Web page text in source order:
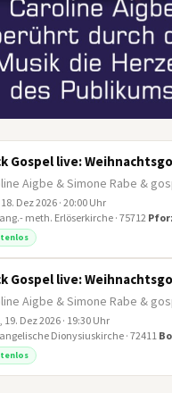
Gospel live:
Aigbe & Simone Rabe &
Dez 2026 · 20:00 Uhr
meth. Erlöserkirche · 75712
Gospel live:
Aigbe & Simone Rabe &
19. Dez 2026 · 19:30 Uhr
Dionysiuskirche · 72411